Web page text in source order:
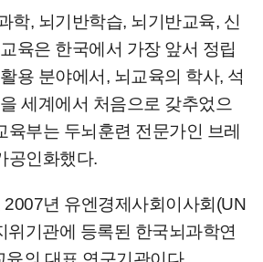
학, 뇌기반학습, 뇌기반교육, 신
육은 한국에서 가장 앞서 정립
용 분야에서, 뇌교육의 학사, 석
세계에서 처음으로 갖추었으
육부는 두뇌훈련 전문가인 브레
공인화했다.
년 유엔경제사회이사회(UN
위기관에 등록된 한국뇌과학연